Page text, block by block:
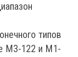
типов
М3-122 и М1-